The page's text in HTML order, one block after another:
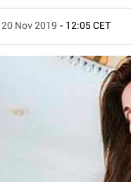
20 Nov 2019 - 12:05 CET